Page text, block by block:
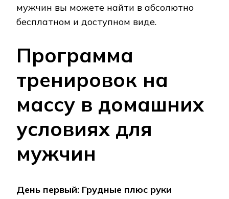
мужчин вы можете найти в абсолютно
бесплатном и доступном виде.
Программа
тренировок на
массу в домашних
условиях для
мужчин
День первый: Грудные плюс руки